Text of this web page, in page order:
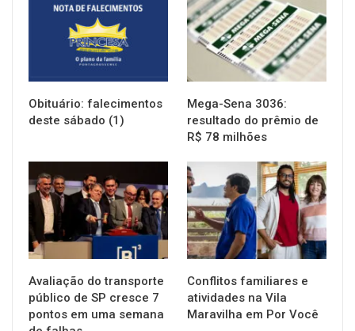
Obituário: falecimentos
deste sábado (1)
Mega-Sena 3036:
resultado do prêmio de
R$ 78 milhões
NOTÍCIAS
Avaliação do transporte
público de SP cresce 7
pontos em uma semana
Conflitos familiares e
atividades na Vila
Maravilha em Por Você